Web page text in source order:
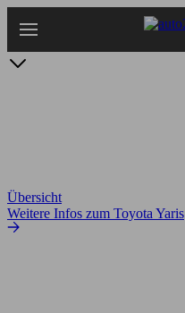
Hauptinhalt
Übersicht
Weitere Infos zum Toyota Yaris